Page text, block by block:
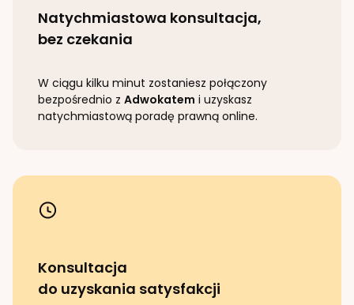
Natychmiastowa konsultacja,
bez czekania
W ciągu kilku minut zostaniesz połączony
bezpośrednio z Adwokatem i uzyskasz
natychmiastową poradę prawną online.
Konsultacja
do uzyskania satysfakcji